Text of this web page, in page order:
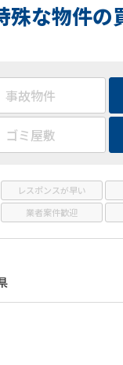
殊な物件の
事故物件
ゴミ屋敷
レスポンスが早い
業者案件歓迎